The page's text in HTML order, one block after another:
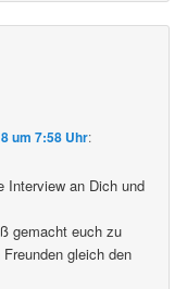
um 7:58 Uhr:
Interview an Dich und
gemacht euch zu
gleich den